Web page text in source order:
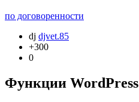
по договоренности
dj djvet.85
+300
0
Функции WordPress